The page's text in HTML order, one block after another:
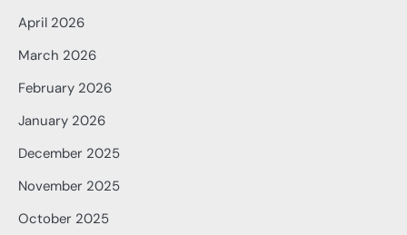
April 2026
March 2026
February 2026
January 2026
December 2025
November 2025
October 2025